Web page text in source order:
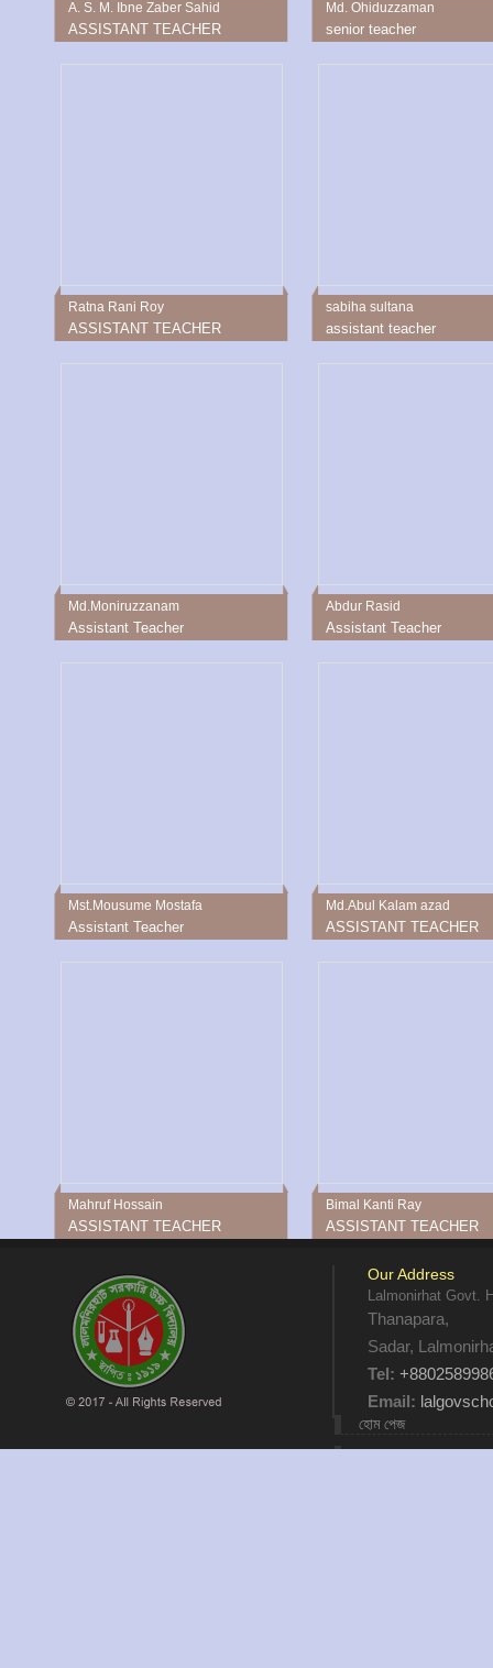
A. S. M. Ibne Zaber Sahid
ASSISTANT TEACHER
Md. Ohiduzzaman
senior teacher
Ratna Rani Roy
ASSISTANT TEACHER
sabiha sultana
assistant teacher
Md.Moniruzzanam
Assistant Teacher
Abdur Rasid
Assistant Teacher
Mst.Mousume Mostafa
Assistant Teacher
Md.Abul Kalam azad
ASSISTANT TEACHER
Mahruf Hossain
ASSISTANT TEACHER
Bimal Kanti Ray
ASSISTANT TEACHER
Our Address
Lalmonirhat Govt.
Thanapara,
Sadar,
Tel:
Email:
হোম পেজ